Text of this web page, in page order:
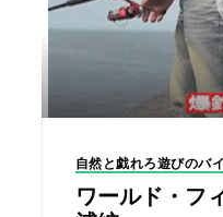
自然と戯れろ遊びのバ
ワールド・フ